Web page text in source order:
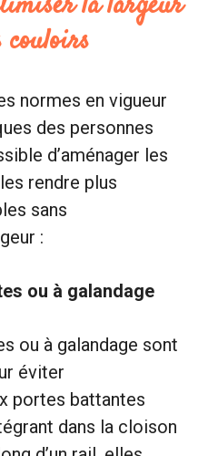
couloirs
normes en vigueur
des personnes
d’aménager les
rendre plus
sans
:
ou à galandage
ou à galandage sont
éviter
portes battantes
dans la cloison